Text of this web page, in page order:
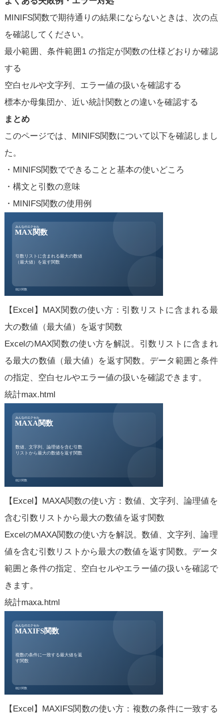
MINIFS関数で期待通りの結果にならないときは、次の点
を確認してください。
最小範囲、条件範囲1 の指定が関数の仕様どおりか確認
する
空白セルや文字列、エラー値の扱いを確認する
標本か母集団か、近い統計関数との違いを確認する
まとめ
このページでは、MINIFS関数について以下を確認しまし
た。
・MINIFS関数でできることと基本の使いどころ
・構文と引数の意味
・MINIFS関数の使用例
【Excel】MAX関数の使い方：引数リストに含まれる最
大の数値（最大値）を返す関数
ExcelのMAX関数の使い方を解説。引数リストに含まれ
る最大の数値（最大値）を返す関数。データ範囲と条件
の指定、空白セルやエラー値の扱いを確認できます。
統計max.html
【Excel】MAXA関数の使い方：数値、文字列、論理値を
含む引数リストから最大の数値を返す関数
ExcelのMAXA関数の使い方を解説。数値、文字列、論理
値を含む引数リストから最大の数値を返す関数。データ
範囲と条件の指定、空白セルやエラー値の扱いを確認で
きます。
統計maxa.html
【Excel】MAXIFS関数の使い方：複数の条件に一致する